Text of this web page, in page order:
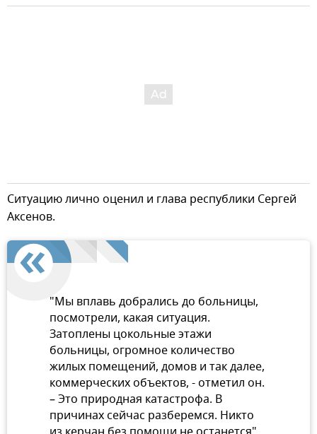
Ситуацию лично оценил и глава республики Сергей
Аксенов.
"Мы вплавь добрались до больницы,
посмотрели, какая ситуация.
Затоплены цокольные этажи
больницы, огромное количество
жилых помещений, домов и так далее,
коммерческих объектов, - отметил он.
– Это природная катастрофа. В
причинах сейчас разберемся. Никто